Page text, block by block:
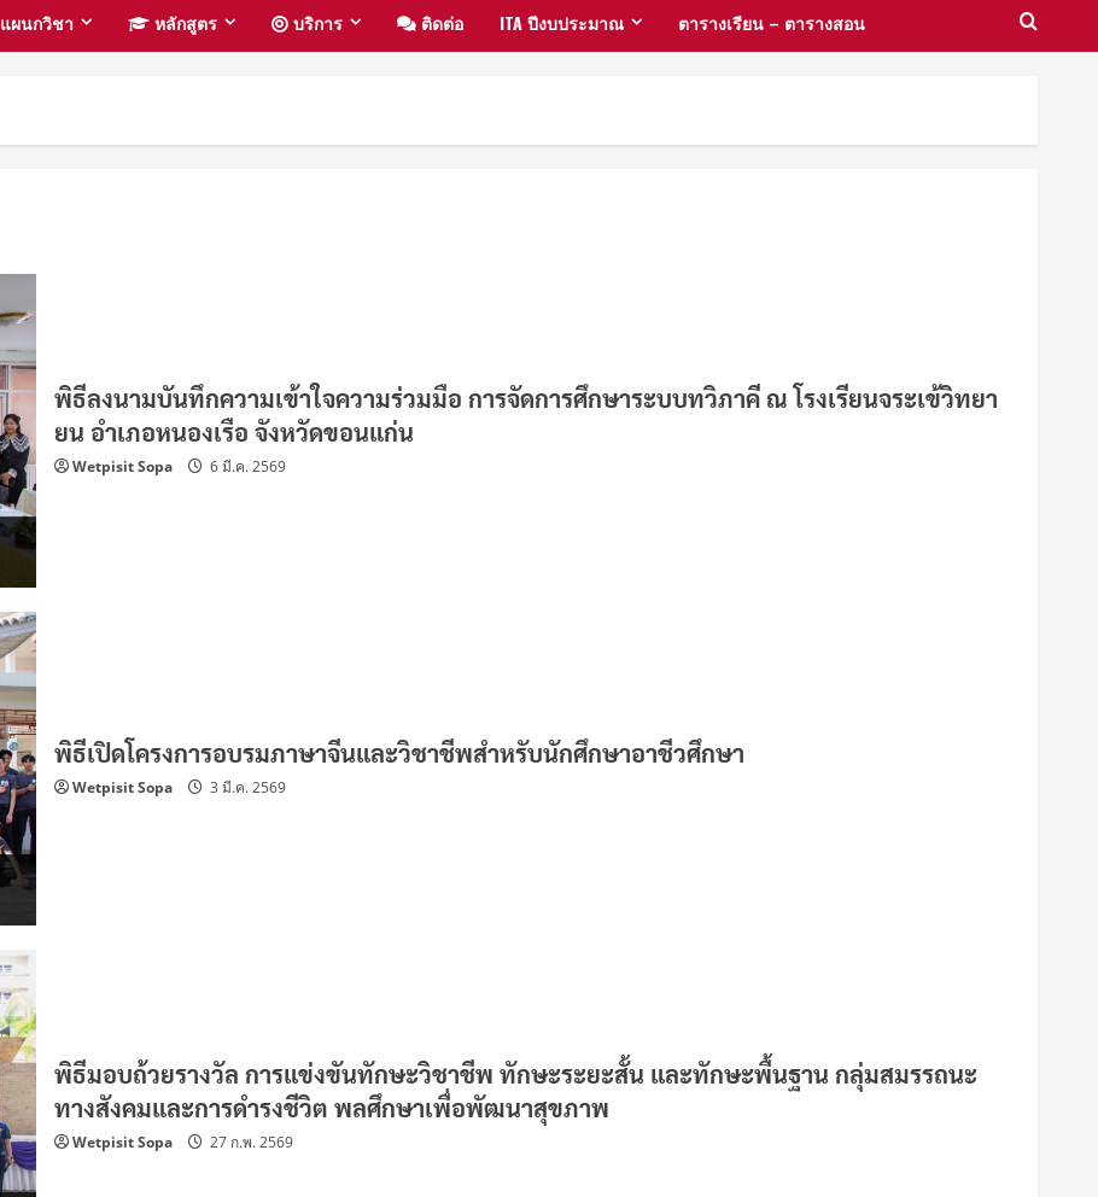
แผนกวิชา หลักสูตร บริการ ติดต่อ ITA ปีงบประมาณ ตารางเรียน – ตารางสอน
พิธีลงนามบันทึกความเข้าใจความร่วมมือ การจัดการศึกษาระบบทวิภาคี ณ โรงเรียนจระเข้วิทยา
ยน อำเภอหนองเรือ จังหวัดขอนแก่น
Wetpisit Sopa 6 มี.ค. 2569
พิธีเปิดโครงการอบรมภาษาจีนและวิชาชีพสำหรับนักศึกษาอาชีวศึกษา
Wetpisit Sopa 3 มี.ค. 2569
พิธีมอบถ้วยรางวัล การแข่งขันทักษะวิชาชีพ ทักษะระยะสั้น และทักษะพื้นฐาน กลุ่มสมรรถนะ
ทางสังคมและการดำรงชีวิต พลศึกษาเพื่อพัฒนาสุขภาพ
Wetpisit Sopa 27 ก.พ. 2569